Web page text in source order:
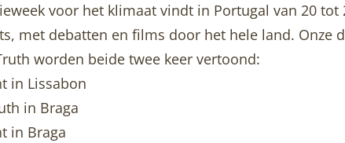
voor het klimaat vindt in Portugal van 20 tot
met debatten en films door het hele land. Onze
worden beide twee keer vertoond:
in Lissabon
in Braga
in Braga